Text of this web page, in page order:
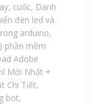
, cuốc, Danh
đèn led và
arduino,
phần mềm
Adobe
Mới Nhất +
Chi Tiết,
bot,